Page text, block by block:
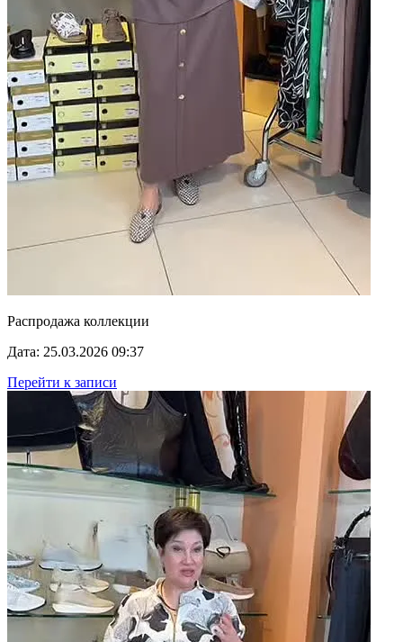
Распродажа коллекции
Дата: 25.03.2026 09:37
Перейти к записи